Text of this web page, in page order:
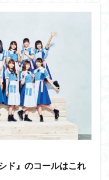
ド』のコールはこれ